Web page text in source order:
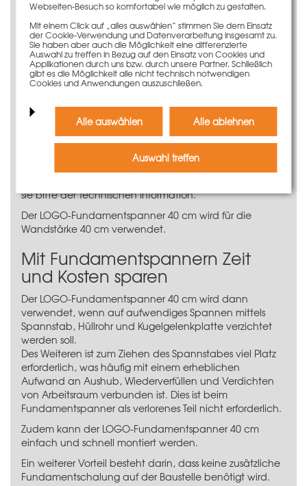
des LOGO-Fundamentspanners 40 cm um 90° nach
innen umgeschlagen, bis sie auf dem Elementrahmen
aufliegt. Dies muss auf beiden Seiten umgesetzt werden,
um die volle Ankerkraft zu gewährleisten.
Anordnung und Anzahl an
Der LOGO-Fundamentspanner kann bis zu einer
als verlorener Anker im Beton.
sie bitte der Technischen Information.
Der LOGO-Fundamentspanner 40 cm wird für die
Wandstärke 40 cm verwendet.
Mit Fundamentspannern Zeit
und Kosten sparen
Der LOGO-Fundamentspanner 40 cm wird dann
verwendet, wenn auf aufwendiges Spannen mittels
Spannstab, Hüllrohr und Kugelgelenkplatte verzichtet
werden soll.
Des Weiteren ist zum Ziehen des Spannstabes viel Platz
erforderlich, was häufig mit einem erheblichen
Aufwand an Aushub, Wiederverfüllen und Verdichten
von Arbeitsraum verbunden ist. Dies ist beim
Fundamentspanner als verlorenes Teil nicht erforderlich.
Zudem kann der LOGO-Fundamentspanner 40 cm
einfach und schnell montiert werden.
Ein weiterer Vorteil besteht darin, dass keine zusätzliche
Fundamentschalung auf der Baustelle benötigt wird.
Webseiten-Besuch so komfortabel wie möglich zu gestalten.
Mit einem Click auf „alles auswählen“ stimmen Sie dem Einsatz
der Cookie-Verwendung und Datenverarbeitung insgesamt zu.
Sie haben aber auch die Möglichkeit eine differenzierte
Auswahl zu treffen in Bezug auf den Einsatz von Cookies und
Applikationen durch uns bzw. durch unsere Partner. Schließlich
gibt es die Möglichkeit alle nicht technisch notwendigen
Cookies und Anwendungen auszuschließen.
Alle auswählen Alle ablehnen
Auswahl treffen